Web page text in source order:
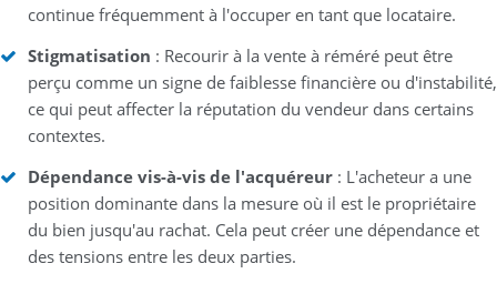
continue fréquemment à l'occuper en tant que locataire.
Stigmatisation : Recourir à la vente à réméré peut être
perçu comme un signe de faiblesse financière ou d'instabilité,
ce qui peut affecter la réputation du vendeur dans certains
contextes.
Dépendance vis-à-vis de l'acquéreur : L'acheteur a une
position dominante dans la mesure où il est le propriétaire
du bien jusqu'au rachat. Cela peut créer une dépendance et
des tensions entre les deux parties.